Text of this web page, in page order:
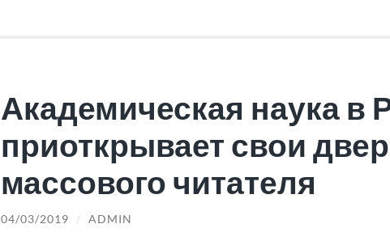
Академическая наука в
приоткрывает свои
массового читателя
04/03/2019 / ADMIN